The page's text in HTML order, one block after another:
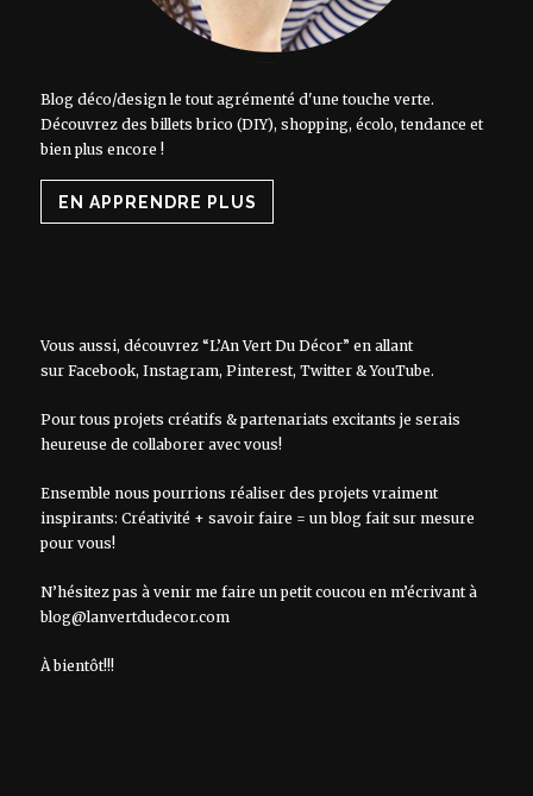
Blog déco/design le tout agrémenté d'une touche verte.
Découvrez des billets brico (DIY), shopping, écolo, tendance et
bien plus encore !
EN APPRENDRE PLUS
Vous aussi, découvrez “L’An Vert Du Décor” en allant
sur Facebook, Instagram, Pinterest, Twitter&YouTube.
Pour tous projets créatifs & partenariats excitants je serais
heureuse de collaborer avec vous!
Ensemble nous pourrions réaliser des projets vraiment
inspirants: Créativité + savoir faire = un blog fait sur mesure
pour vous!
N’hésitez pas à venir me faire un petit coucou en m’écrivant à
blog@lanvertdudecor.com
À bientôt!!!